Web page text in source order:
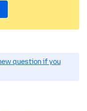
question if you